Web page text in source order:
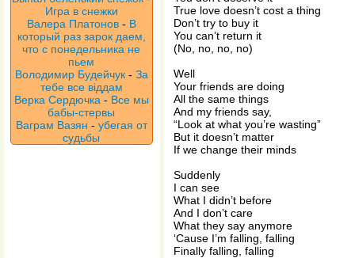
Игра в снежки
Валера Платонов - В
который раз зарок даем,
что с понедельника не
пьем
Володимир Будейчук - За
тебе все віддам
Верка Сердючка - Все мы
бабы-стервы
Ваграм Вазян - убегая от
судьбы
True love doesn’t cost a thing
Don’t try to buy it
You can’t return it
(No, no, no, no)
Well
Your friends are doing
All the same things
And my friends say,
“Look at what you’re wasting”
But it doesn’t matter
If we change their minds
Suddenly
I can see
What I didn’t before
And I don’t care
What they say anymore
‘Cause I’m falling, falling
Finally falling, falling